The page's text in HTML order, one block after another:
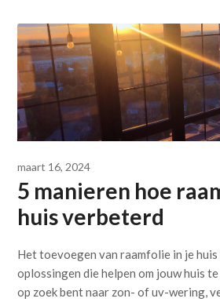
maart 16, 2024
5 manieren hoe
huis verbeterd
Het toevoegen van raamfolie in je
oplossingen die helpen om jouw huis
op zoek bent naar zon- of uv-wering,